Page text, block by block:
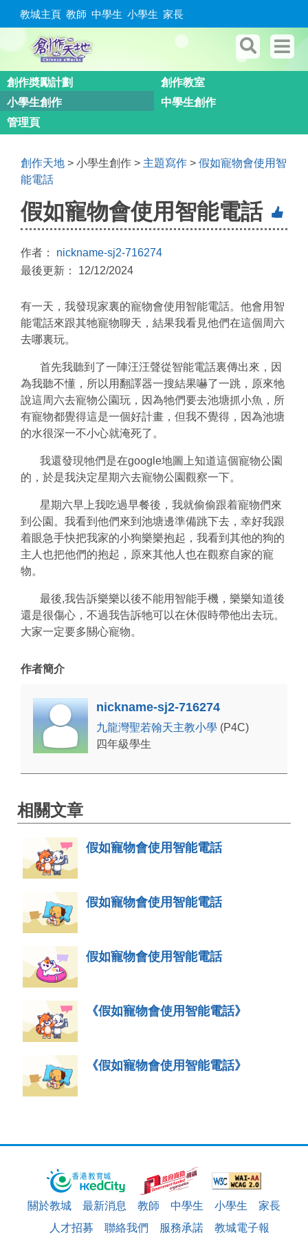
教城主頁 教師 中學生 小學生 家長
創作奬勵計劃
創作教室
小學生創作
中學生創作
管理頁
創作天地 > 小學生創作 > 主題寫作 > 假如寵物會使用智
能電話
假如寵物會使用智能電話
作者： nickname-sj2-716274
最後更新： 12/12/2024
有一天，我發現家裏的寵物會使用智能電話。他會用智
能電話來跟其牠寵物聊天，結果我看見他們在這個周六
去哪裏玩。
首先我聽到了一陣汪汪聲從智能電話裏傳出來，因
為我聽不懂，所以用翻譯器一搜結果嚇了一跳，原來牠
說這周六去寵物公園玩，因為牠們要去池塘抓小魚，所
有寵物都覺得這是一個好計畫，但我不覺得，因為池塘
的水很深一不小心就淹死了。
我還發現牠們是在google地圖上知道這個寵物公園
的，於是我決定星期六去寵物公園觀察一下。
星期六早上我吃過早餐後，我就偷偷跟着寵物們來
到公園。我看到他們來到池塘邊準備跳下去，幸好我跟
着眼急手快把我家的小狗樂樂抱起，我看到其他的狗的
主人也把他們的抱起，原來其他人也在觀察自家的寵
物。
最後,我告訴樂樂以後不能用智能手機，樂樂知道後
還是很傷心，不過我告訴牠可以在休假時帶他出去玩。
大家一定要多關心寵物。
作者簡介
nickname-sj2-716274
九龍灣聖若翰天主教小學 (P4C)
四年級學生
相關文章
假如寵物會使用智能電話
假如寵物會使用智能電話
假如寵物會使用智能電話
《假如寵物會使用智能電話》
《假如寵物會使用智能電話》
關於教城 最新消息 教師 中學生 小學生
家長
人才招募
聯絡我們 服務承諾 教城電子報